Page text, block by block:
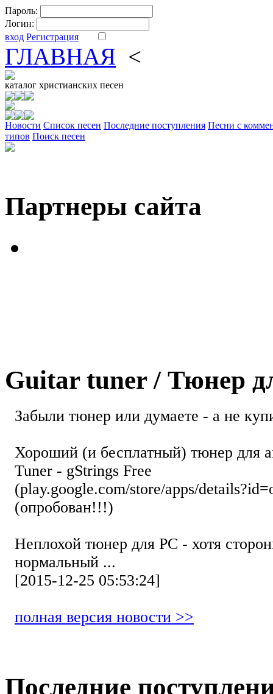
Пароль:
Логин:
вход Регистрация
ГЛАВНАЯ <
каталог христианских песен
Новости Cписок песен Последние поступления Песни с
типов Поиск песен
Партнеры сайта
Guitar tuner / Тюнер
Забыли тюнер или думаете - а не
Хороший (и бесплатный) тюнер для
Tuner - gStrings Free
(play.google.com/store/apps/
(опробован!!!)
Неплохой тюнер для РС - хотя
нормальный ...
[2015-12-25 05:53:24]
полная версия новости >>
Последние